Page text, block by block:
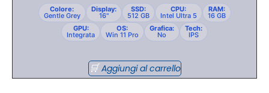
Colore:
Gentle Grey
Display:
16"
SSD:
512 GB
CPU:
Intel Ultra 5
RAM:
16 GB
GPU:
Integrata
OS:
Win 11 Pro
Grafica:
No
Tech:
IPS
Aggiungi al carrello